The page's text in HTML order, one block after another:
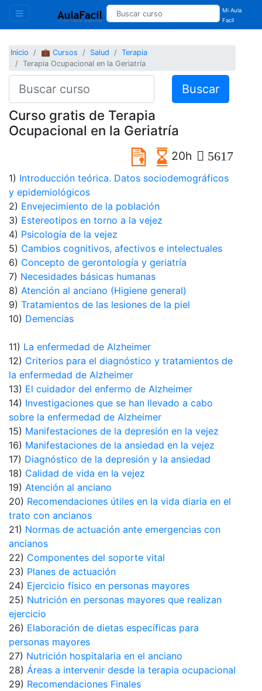
Mi Aula
Facil
Inicio 💼 Cursos Salud
Terapia
Terapia Ocupacional en la Geriatría
Buscar
Curso gratis de Terapia
Ocupacional en la Geriatría
20h 5617
1) Introducción teórica. Datos sociodemográficos
y epidemiológicos
2) Envejecimiento de la población
3) Estereotipos en torno a la vejez
4) Psicología de la vejez
5) Cambios cognitivos, afectivos e intelectuales
6) Concepto de gerontología y geriatría
7) Necesidades básicas humanas
8) Atención al anciano (Higiene general)
9) Tratamientos de las lesiones de la piel
10) Demencias
11) La enfermedad de Alzheimer
12) Criterios para el diagnóstico y tratamientos de
la enfermedad de Alzheimer
13) El cuidador del enfermo de Alzheimer
14) Investigaciones que se han llevado a cabo
sobre la enfermedad de Alzheimer
15) Manifestaciones de la depresión en la vejez
16) Manifestaciones de la ansiedad en la vejez
17) Diagnóstico de la depresión y la ansiedad
18) Calidad de vida en la vejez
19) Atención al anciano
20) Recomendaciones útiles en la vida diaria en el
trato con ancianos
21) Normas de actuación ante emergencias con
ancianos
22) Componentes del soporte vital
23) Planes de actuación
24) Ejercicio físico en personas mayores
25) Nutrición en personas mayores que realizan
ejercicio
26) Elaboración de dietas específicas para
personas mayores
27) Nutrición hospitalaria en el anciano
28) Áreas a intervenir desde la terapia ocupacional
29) Recomendaciones Finales